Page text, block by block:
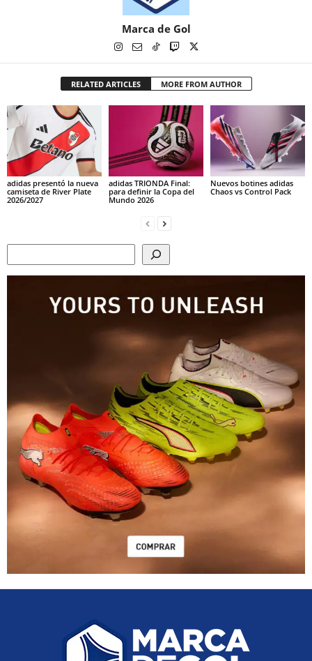
Marca de Gol
RELATED ARTICLES MORE FROM AUTHOR
adidas presentó la nueva
camiseta de River Plate
2026/2027
adidas TRIONDA Final:
para definir la Copa del
Mundo 2026
Nuevos botines adidas
Chaos vs Control Pack